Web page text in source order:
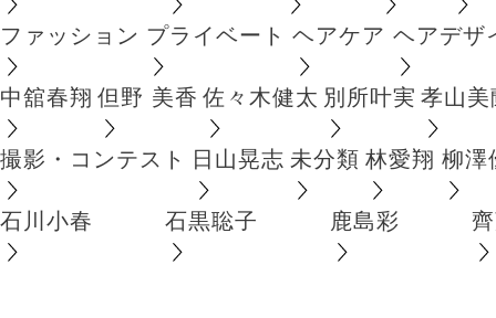
ファッション プライベート ヘアケア ヘアデザ
中舘春翔 但野 美香 佐々木健太 別所叶実 孝山美
撮影・コンテスト 日山晃志 未分類 林愛翔 柳澤
石川小春 石黒聡子 鹿島彩